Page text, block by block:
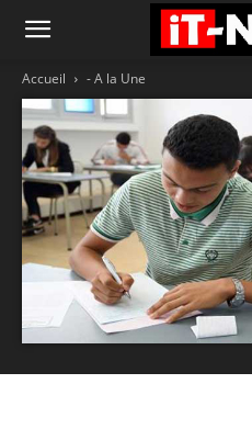
Accueil - A la Une